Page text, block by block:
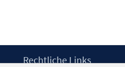
Rechtliche Links